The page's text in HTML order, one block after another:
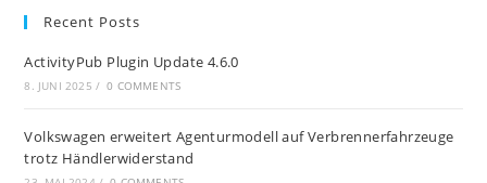
Recent Posts
ActivityPub Plugin Update 4.6.0
8. JUNI 2025 / 0 COMMENTS
Volkswagen erweitert Agenturmodell auf Verbrennerfahrzeuge
trotz Händlerwiderstand